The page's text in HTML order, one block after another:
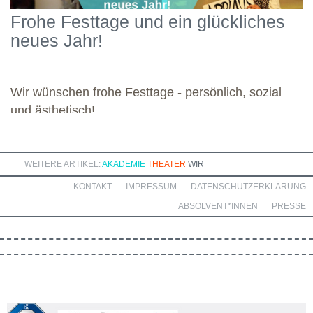
Schwerpunkten und legte damit einen starken Grundstein für die
kommenden Module. Günther wünscht allen weiteren
Dozierenden viel Freude bei ihren Modulen sowie eine ebenso
Frohe Festtage und ein glückliches
neues Jahr!
Wir wünschen frohe Festtage - persönlich, sozial
und ästhetisch!
WEITERE ARTIKEL: AKADEMIE THEATER WIR
DATENSCHUTZERKLÄRUNG
IMPRESSUM
KONTAKT
PRESSE
ABSOLVENT*INNEN